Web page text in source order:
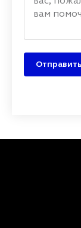
Отправить